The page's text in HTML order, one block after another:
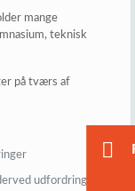
mange
teknisk
på tværs af
udfordringer